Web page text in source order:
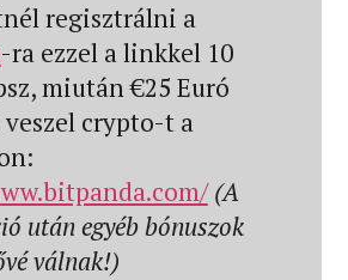
regisztrálni a
-ra ezzel a linkkel 10
miután €25 Euró
crypto-t a
(A
után egyéb bónuszok
válnak!)